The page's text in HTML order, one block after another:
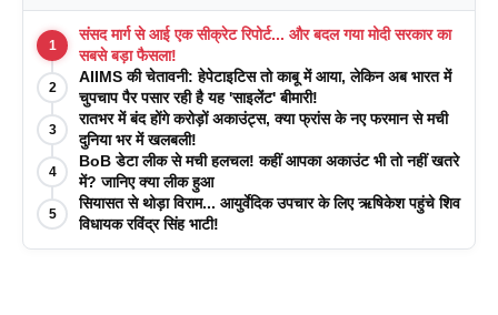
1
संसद मार्ग से आई एक सीक्रेट रिपोर्ट... और बदल गया मोदी सरकार का
सबसे बड़ा फैसला!
2
AIIMS की चेतावनी: हेपेटाइटिस तो काबू में आया, लेकिन अब भारत में
चुपचाप पैर पसार रही है यह 'साइलेंट' बीमारी!
3
रातभर में बंद होंगे करोड़ों अकाउंट्स, क्या फ्रांस के नए फरमान से मची
दुनिया भर में खलबली!
4
BoB डेटा लीक से मची हलचल! कहीं आपका अकाउंट भी तो नहीं खतरे
में? जानिए क्या लीक हुआ
5
सियासत से थोड़ा विराम... आयुर्वेदिक उपचार के लिए ऋषिकेश पहुंचे शिव
विधायक रविंद्र सिंह भाटी!